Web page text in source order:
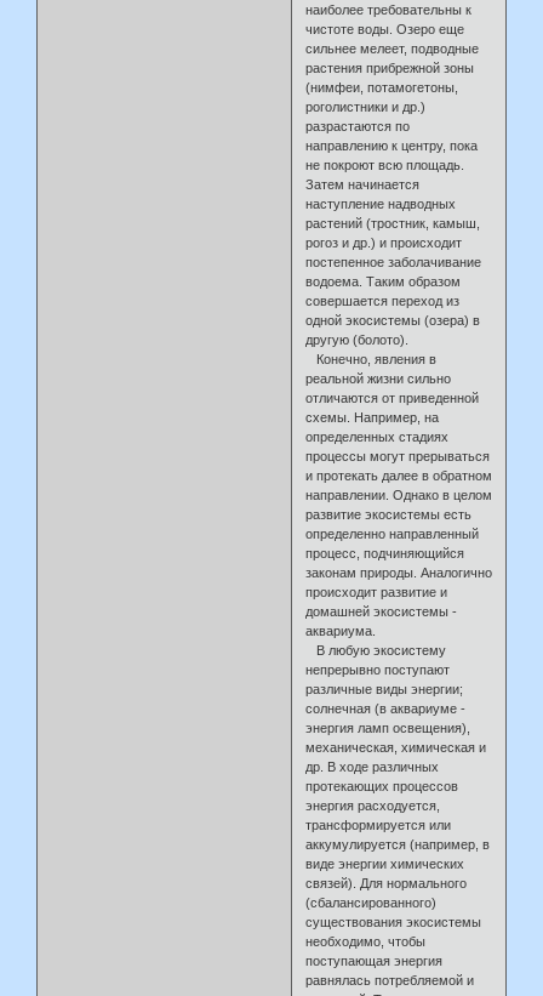
наиболее требовательны к
чистоте воды. Озеро еще
сильнее мелеет, подводные
растения прибрежной зоны
(нимфеи, потамогетоны,
роголистники и др.)
разрастаются по
направлению к центру, пока
не покроют всю площадь.
Затем начинается
наступление надводных
растений (тростник, камыш,
рогоз и др.) и происходит
постепенное заболачивание
водоема. Таким образом
совершается переход из
одной экосистемы (озера) в
другую (болото).
Конечно, явления в
реальной жизни сильно
отличаются от приведенной
схемы. Например, на
определенных стадиях
процессы могут прерываться
и протекать далее в обратном
направлении. Однако в целом
развитие экосистемы есть
определенно направленный
процесс, подчиняющийся
законам природы. Аналогично
происходит развитие и
домашней экосистемы -
аквариума.
В любую экосистему
непрерывно поступают
различные виды энергии;
солнечная (в аквариуме -
энергия ламп освещения),
механическая, химическая и
др. В ходе различных
протекающих процессов
энергия расходуется,
трансформируется или
аккумулируется (например, в
виде энергии химических
связей). Для нормального
(сбалансированного)
существования экосистемы
необходимо, чтобы
поступающая энергия
равнялась потребляемой и